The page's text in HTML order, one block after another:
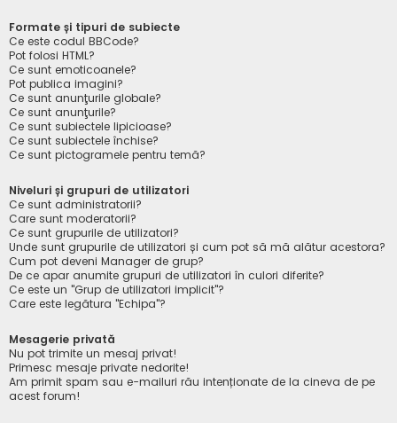
Formate și tipuri de subiecte
Ce este codul BBCode?
Pot folosi HTML?
Ce sunt emoticoanele?
Pot publica imagini?
Ce sunt anunţurile globale?
Ce sunt anunţurile?
Ce sunt subiectele lipicioase?
Ce sunt subiectele închise?
Ce sunt pictogramele pentru temă?
Niveluri și grupuri de utilizatori
Ce sunt administratorii?
Care sunt moderatorii?
Ce sunt grupurile de utilizatori?
Unde sunt grupurile de utilizatori și cum pot să mă alătur acestora?
Cum pot deveni Manager de grup?
De ce apar anumite grupuri de utilizatori în culori diferite?
Ce este un "Grup de utilizatori implicit"?
Care este legătura "Echipa"?
Mesagerie privată
Nu pot trimite un mesaj privat!
Primesc mesaje private nedorite!
Am primit spam sau e-mailuri rău intenționate de la cineva de pe
acest forum!